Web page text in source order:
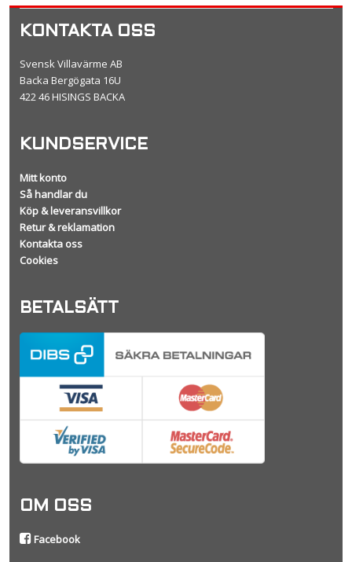
KONTAKTA OSS
Svensk Villavärme AB
Backa Bergögata 16U
422 46 HISINGS BACKA
KUNDSERVICE
Mitt konto
Så handlar du
Köp & leveransvillkor
Retur & reklamation
Kontakta oss
Cookies
BETALSÄTT
OM OSS
Facebook